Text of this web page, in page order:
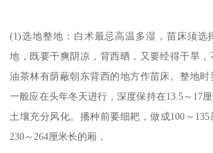
(1)选地整地：白术最忌高温多湿，苗床须选
地，既要干爽阴凉，背西晒，又要经得干旱
油茶林有荫蔽朝东背西的地方作苗床。整地时
一般应在头年冬天进行，深度保持在13.5～17
土壤充分风化。播种前要细耙，做成100～135
230～264厘米长的厢，